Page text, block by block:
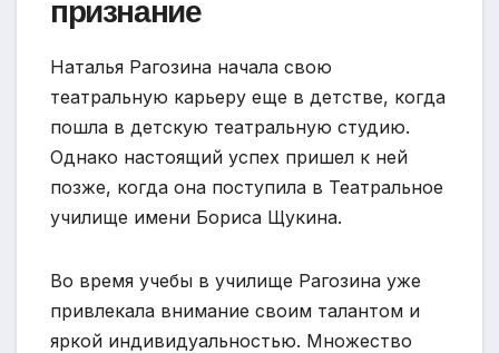
признание
Наталья Рагозина начала свою
театральную карьеру еще в детстве, когда
пошла в детскую театральную студию.
Однако настоящий успех пришел к ней
позже, когда она поступила в Театральное
училище имени Бориса Щукина.
Во время учебы в училище Рагозина уже
привлекала внимание своим талантом и
яркой индивидуальностью. Множество